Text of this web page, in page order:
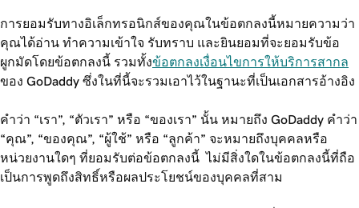
การยอมรับทางอิเล็กทรอนิกส์ของคุณในข้อตกลงนี้หมายความว่า
คุณได้อ่าน ทำความเข้าใจ รับทราบ และยินยอมที่จะยอมรับข้อ
ผูกมัดโดยข้อตกลงนี้ รวมทั้งข้อตกลงเงื่อนไขการให้บริการสากล
ของ GoDaddy ซึ่งในที่นี้จะรวมเอาไว้ในฐานะที่เป็นเอกสารอ้างอิง
คำว่า “เรา”, “ตัวเรา” หรือ “ของเรา” นั้น หมายถึง GoDaddy คำว่า
“คุณ”, “ของคุณ”, “ผู้ใช้” หรือ “ลูกค้า” จะหมายถึงบุคคลหรือ
หน่วยงานใดๆ ที่ยอมรับต่อข้อตกลงนี้ ไม่มีสิ่งใดในข้อตกลงนี้ที่ถือ
เป็นการพูดถึงสิทธิ์หรือผลประโยชน์ของบุคคลที่สาม